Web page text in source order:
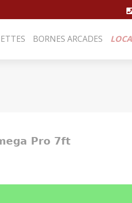
BORNES ARCADES
Pro 7ft